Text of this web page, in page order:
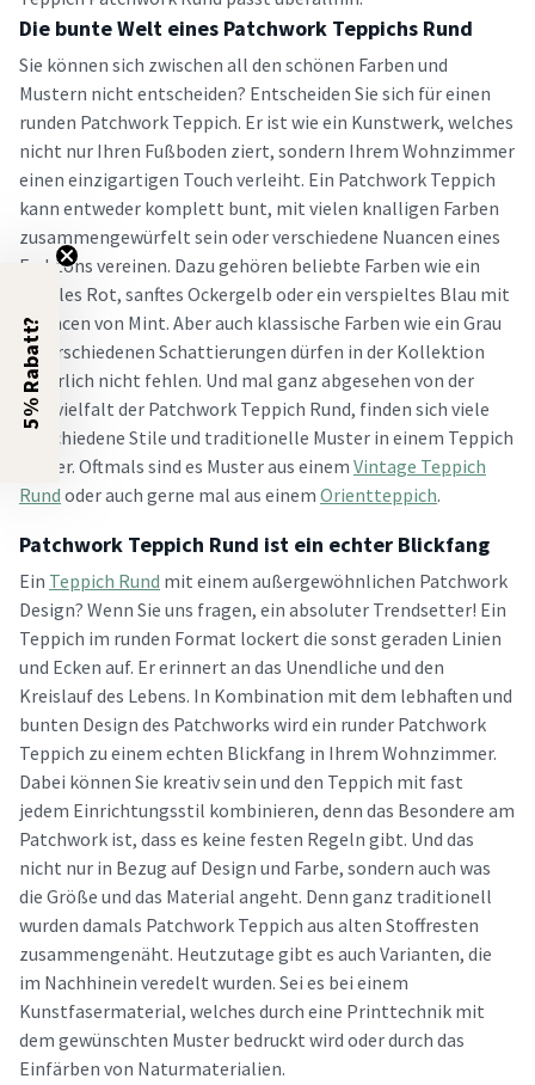
Die bunte Welt eines Patchwork Teppichs Rund
Sie können sich zwischen all den schönen Farben und
Mustern nicht entscheiden? Entscheiden Sie sich für einen
runden Patchwork Teppich. Er ist wie ein Kunstwerk, welches
nicht nur Ihren Fußboden ziert, sondern Ihrem Wohnzimmer
einen einzigartigen Touch verleiht. Ein Patchwork Teppich
kann entweder komplett bunt, mit vielen knalligen Farben
zusammengewürfelt sein oder verschiedene Nuancen eines
Farbtons vereinen. Dazu gehören beliebte Farben wie ein
dunkles Rot, sanftes Ockergelb oder ein verspieltes Blau mit
Nuancen von Mint. Aber auch klassische Farben wie ein Grau
in verschiedenen Schattierungen dürfen in der Kollektion
natürlich nicht fehlen. Und mal ganz abgesehen von der
Farbvielfalt der Patchwork Teppich Rund, finden sich viele
verschiedene Stile und traditionelle Muster in einem Teppich
wieder. Oftmals sind es Muster aus einem Vintage Teppich
Rund oder auch gerne mal aus einem Orientteppich.
Patchwork Teppich Rund ist ein echter Blickfang
Ein Teppich Rund mit einem außergewöhnlichen Patchwork
Design? Wenn Sie uns fragen, ein absoluter Trendsetter! Ein
Teppich im runden Format lockert die sonst geraden Linien
und Ecken auf. Er erinnert an das Unendliche und den
Kreislauf des Lebens. In Kombination mit dem lebhaften und
bunten Design des Patchworks wird ein runder Patchwork
Teppich zu einem echten Blickfang in Ihrem Wohnzimmer.
Dabei können Sie kreativ sein und den Teppich mit fast
jedem Einrichtungsstil kombinieren, denn das Besondere am
Patchwork ist, dass es keine festen Regeln gibt. Und das
nicht nur in Bezug auf Design und Farbe, sondern auch was
die Größe und das Material angeht. Denn ganz traditionell
wurden damals Patchwork Teppich aus alten Stoffresten
zusammengenäht. Heutzutage gibt es auch Varianten, die
im Nachhinein veredelt wurden. Sei es bei einem
Kunstfasermaterial, welches durch eine Printtechnik mit
dem gewünschten Muster bedruckt wird oder durch das
Einfärben von Naturmaterialien.
5% Rabatt?